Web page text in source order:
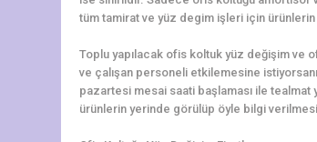
tüm tamirat ve yüz degim işleri için
Toplu yapılacak ofis koltuk yüz değişim ve
ve çalışan personeli etkilemesine
pazartesi mesai saati başlaması ile tealmat
ürünlerin yerinde görülüp öyle bilgi